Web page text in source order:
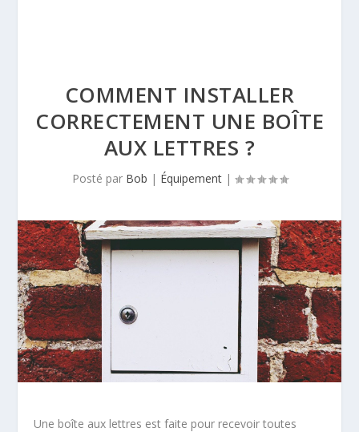
COMMENT INSTALLER
CORRECTEMENT UNE BOÎTE
AUX LETTRES ?
Posté par Bob | Équipement|
Une boîte aux lettres est faite pour recevoir toutes